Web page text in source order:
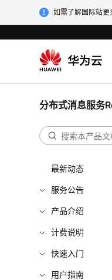
如需了解国际站更
分布式消息服务
最新动态
服务公告
产品介绍
计费说明
快速入门
用户指南